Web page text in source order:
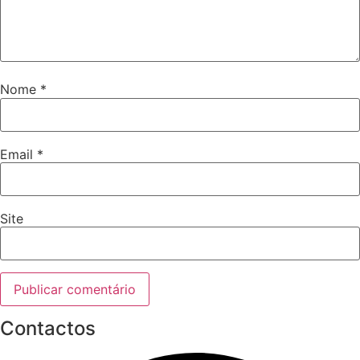
Nome *
Email *
Site
Contactos